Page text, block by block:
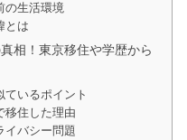
の生活環境
とは
相！東京移住や学歴から
ているポイント
移住した理由
イバシー問題